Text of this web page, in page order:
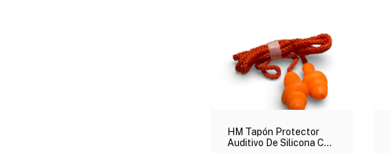
HM Tapón Protector
Auditivo De Silicona Con